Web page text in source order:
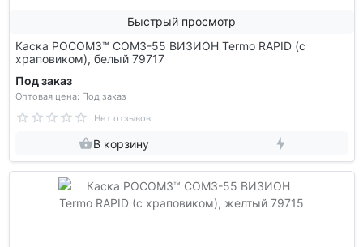
Быстрый просмотр
Каска РОСОМЗ™ СОМЗ-55 ВИЗИОН Termo RAPID (с
храповиком), белый 79717
Под заказ
Оптовая цена: Под заказ
Нет отзывов
В корзину